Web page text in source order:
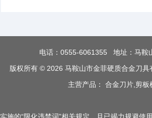
电话： 0555-6061355
地址：马鞍
版权所有 © 2026 马鞍山市金菲硬质合金刀具
主营产品： 合金刀片,剪